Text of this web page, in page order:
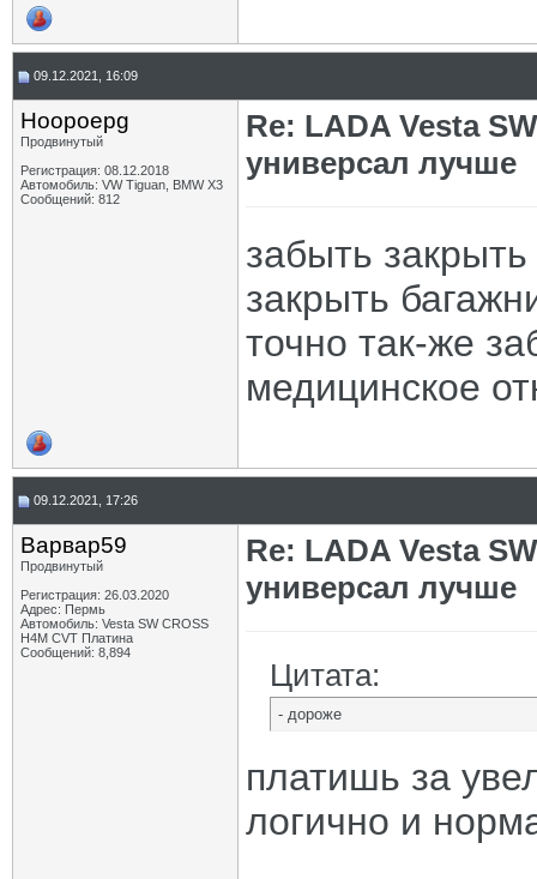
09.12.2021, 16:09
Hoopoepg
Продвинутый
Регистрация: 08.12.2018
Автомобиль: VW Tiguan, BMW X3
Сообщений: 812
Re: LADA Vesta
универсал лучше
забыть
закрыть
точно так-же
медицинское
09.12.2021, 17:26
Варвар59
Продвинутый
Регистрация: 26.03.2020
Адрес: Пермь
Автомобиль: Vesta SW CROSS
H4M CVT Платина
Сообщений: 8,894
Re: LADA Vesta
универсал лучше
Цитата:
- дороже
платишь за
логично и